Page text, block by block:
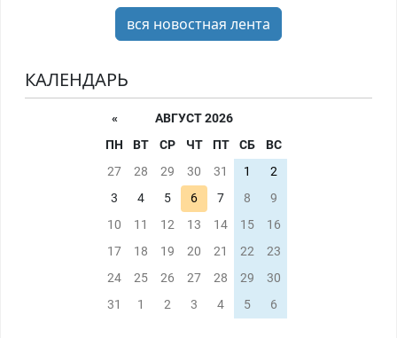
вся новостная лента
КАЛЕНДАРЬ
«
АВГУСТ 2026
ПН
ВТ СР ЧТ ПТ СБ
ВС
27
28 29 30 31 1
2
3
4 5 6 7 8
9
10
11 12 13 14 15
16
17
18 19 20 21 22
23
24
25 26 27 28 29
30
31
1 2 3 4 5 6